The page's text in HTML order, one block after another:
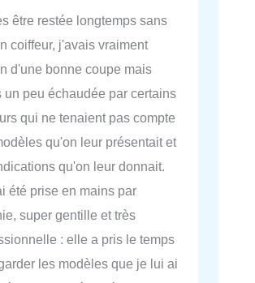
être restée longtemps sans
coiffeur, j'avais vraiment
d'une bonne coupe mais
un peu échaudée par certains
qui ne tenaient pas compte
qu'on leur présentait et
qu'on leur donnait.
été prise en mains par
super gentille et très
: elle a pris le temps
les modèles que je lui ai